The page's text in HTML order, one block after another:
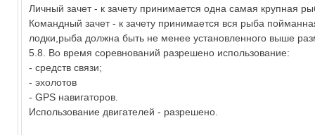
Личный зачет - к зачету принимается одна самая крупная
Командный зачет - к зачету принимается вся рыба
лодки,рыба должна быть не менее установленного выше
5.8. Во время соревнований разрешено использование:
- средств связи;
- эхолотов
- GPS навигаторов.
Использование двигателей - разрешено.